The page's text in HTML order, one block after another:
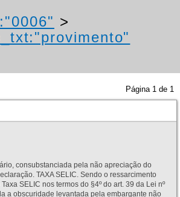
>
Página 1 de 1
consubstanciada pela não apreciação do
TAXA SELIC. Sendo o ressarcimento
SELIC nos termos do §4º do art. 39 da Lei nº
a obscuridade levantada pela embargante não